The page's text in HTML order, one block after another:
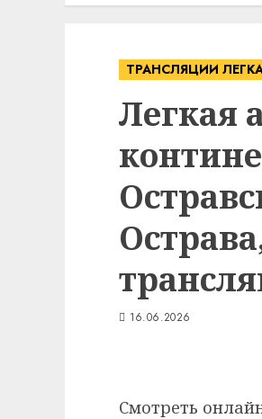
ТРАНСЛЯЦИИ
Легкая
16.06.2026
Смотреть